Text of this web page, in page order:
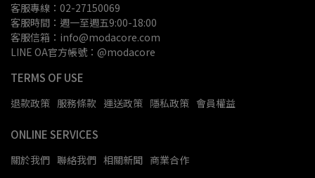
客服專線：02-27150069
客服時間：週一至週五9:00-18:00
客服信箱：info@modacore.com
LINE OA官方帳號：@modacore
TERMS OF USE
退款政策 服務條款 運送政策 隱私政策 會員權益
ONLINE SERVICES
關於我們 聯絡我們 相關新聞 商業合作